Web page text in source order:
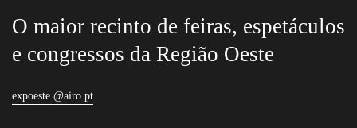
O maior recinto de feiras, espetáculos
e congressos da Região Oeste
expoeste @airo.pt